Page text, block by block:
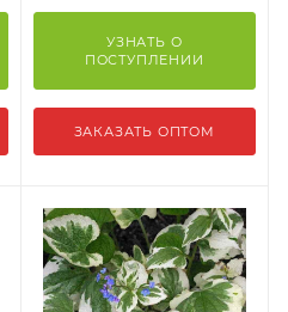
УЗНАТЬ О
ПОСТУПЛЕНИИ
ЗАКАЗАТЬ ОПТОМ